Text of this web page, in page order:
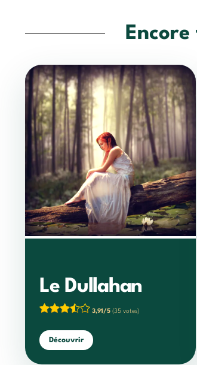
Le Dullahan
3,91/5 (35 votes)
Découvrir